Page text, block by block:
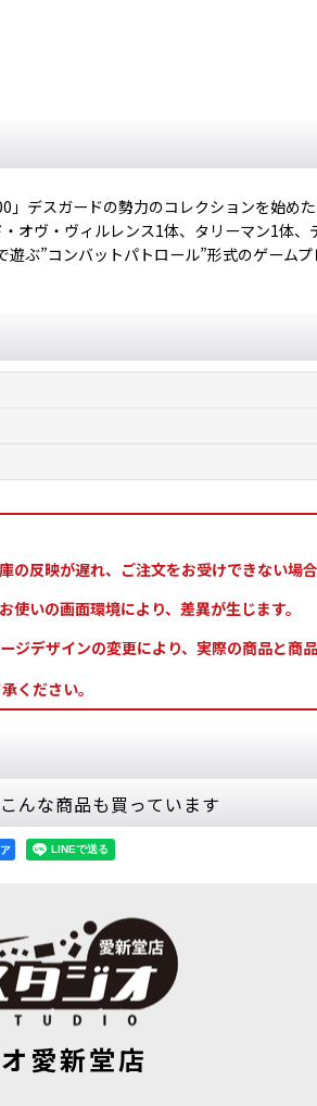
」デスガードの勢力のコレクションを始め
オヴ・ヴィルレンス1体、タリーマン1体
ぶ”コンバットパトロール”形式のゲーム
の反映が遅れ、ご注文をお受けできない場合
使いの画面環境により、差異が生じます。
ジデザインの変更により、実際の商品と商
ください。
ガード 日本語版 [43-03]
ファウス：ヘラルド・オヴ・プレーグ・ゴッ
」ほど腐敗の神の長きにわたる寵愛の対象
え切れぬほどの〈帝…
んな商品も買っています
愛新堂店